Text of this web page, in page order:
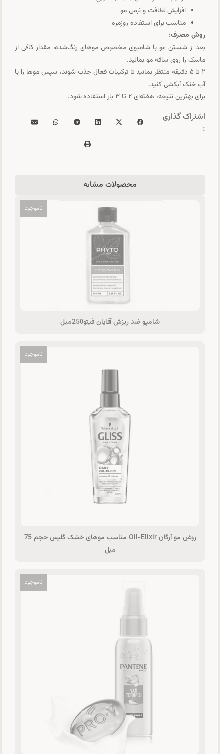
افزایش لطافت و نرمی مو
مناسب برای استفاده روزمره
روش مصرف:
بعد از شستن مو با شامپوی مخصوص موهای رنگ‌شده، مقدار کافی از
ماسک را روی ساقه مو بمالید.
۲ تا ۵ دقیقه منتظر بمانید تا ترکیبات فعال جذب شوند، سپس موها را با
آب خنک آبکشی کنید.
برای بهترین نتیجه، هفته‌ای ۲ تا ۳ بار استفاده شود.
اشتراک گذاری
:
محصولات مشابه
شامپو ضد ریزش آقایان فیتو250میل
روغن مو آرگان Oil-Elixir مناسب موهای خشک گلیس حجم 75
میل